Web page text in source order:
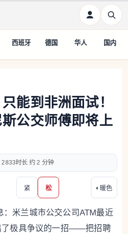
西班牙 德国 华人 国内
能到非洲面试！
公交师傅即将上
2833 约 2 分钟
紧 松 ◐ 暖色
：米兰城市公交公司ATM最近
了极具争议的一招——把招聘